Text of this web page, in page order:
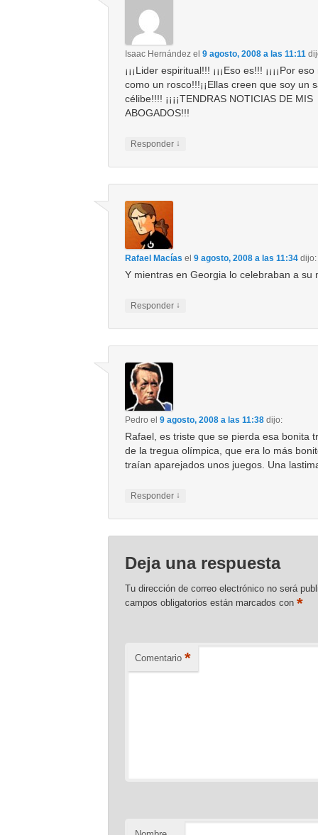
Isaac Hernández el9 agosto, 2008 a las 11:11
¡¡¡Lider espiritual!!! ¡¡¡Eso es!!! ¡¡¡¡Por
como un rosco!!!¡¡Ellas creen que soy un
célibe!!!! ¡¡¡¡TENDRAS NOTICIAS DE MIS
ABOGADOS!!!
Responder ↓
Rafael Macías el9 agosto, 2008 a las 11:34 dijo:
Y mientras en Georgia lo celebraban a
Responder ↓
Pedro el9 agosto, 2008 a las 11:38 dijo:
Rafael, es triste que se pierda esa bonita
de la tregua olímpica, que era lo más
traían aparejados unos juegos. Una
Responder ↓
Deja una respuesta
Tu dirección de correo electrónico no será
campos obligatorios están marcados con*
Comentario *